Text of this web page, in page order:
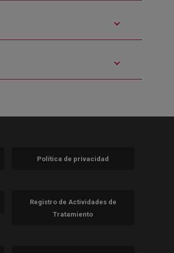
Política de privacidad
Registro de Actividades de
Tratamiento